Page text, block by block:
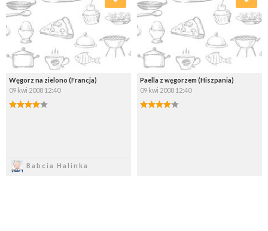
Węgorz na zielono (Francja)
09 kwi 2008 12:40
Babcia Halinka
Wybierz listę:
Paella z węgorzem (Hiszpania)
09 kwi 2008 12:40
Wybierz listę: